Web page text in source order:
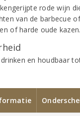
rode wijn
van de barbecue
of harde oude kazen.
en houdbaar